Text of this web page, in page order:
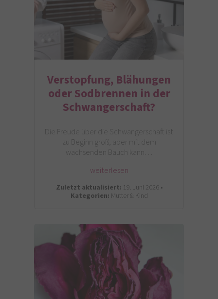
Verstopfung, Blähungen
oder Sodbrennen in der
Schwangerschaft?
Die Freude über die Schwangerschaft ist
zu Beginn groß, aber mit dem
wachsenden Bauch kann…
weiterlesen
Zuletzt aktualisiert: 19. Juni 2026 •
Kategorien: Mutter & Kind